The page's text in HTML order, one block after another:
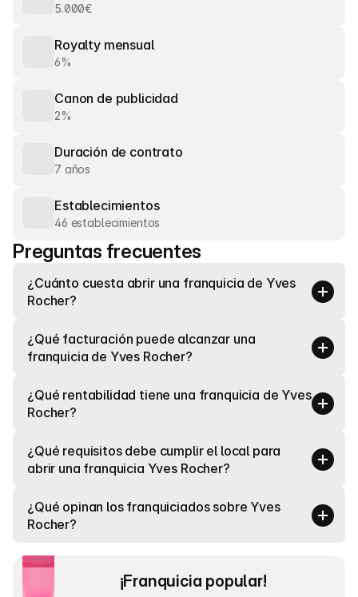
5.000€
Royalty mensual
6%
Canon de publicidad
2%
Duración de contrato
7 años
Establecimientos
46 establecimientos
Preguntas frecuentes
¿Cuánto cuesta abrir una franquicia de Yves
Rocher?
¿Qué facturación puede alcanzar una
franquicia de Yves Rocher?
¿Qué rentabilidad tiene una franquicia de Yves
Rocher?
¿Qué requisitos debe cumplir el local para
abrir una franquicia Yves Rocher?
¿Qué opinan los franquiciados sobre Yves
Rocher?
¡Franquicia popular!